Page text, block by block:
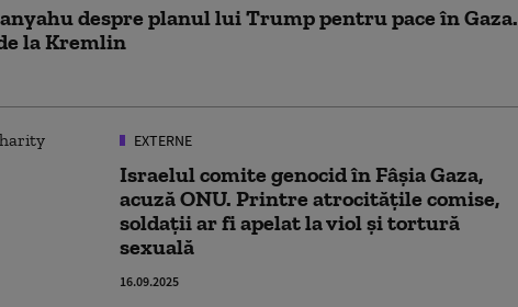
despre planul lui Trump pentru pace în Gaza.
la Kremlin
EXTERNE
Israelul comite genocid în Fâșia Gaza,
acuză ONU. Printre atrocitățile comise,
soldații ar fi apelat la viol și tortură
sexuală
16.09.2025